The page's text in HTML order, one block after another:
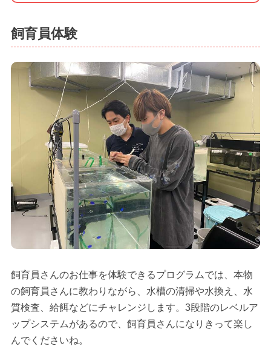
飼育員体験
飼育員さんのお仕事を体験できるプログラムでは、本物
の飼育員さんに教わりながら、水槽の清掃や水換え、水
質検査、給餌などにチャレンジします。3段階のレベルア
ップシステムがあるので、飼育員さんになりきって楽し
んでくださいね。